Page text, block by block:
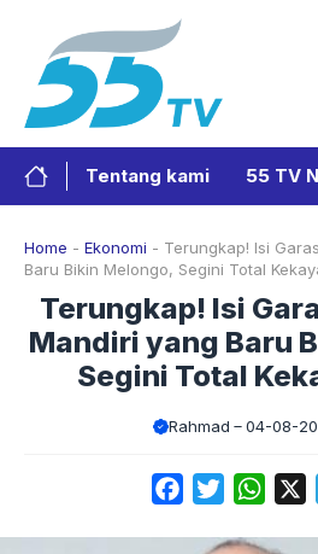
Tentang kami 55 TV
Home - Ekonomi - Terungkap! Isi
Baru Bikin Melongo, Segini Total
Terungkap! Isi
Mandiri yang Baru
Segini Total
Rahmad 04-08-
FacebookTwitter